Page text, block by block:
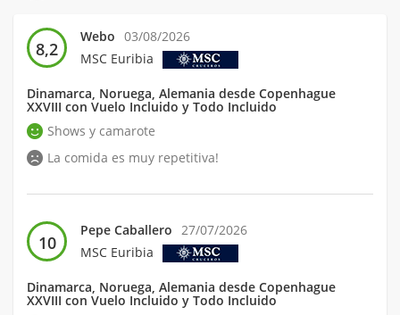
8,2
Webo 03/08/2026
MSC Euribia
Dinamarca, Noruega, Alemania desde Copenhague
XXVIII con Vuelo Incluido y Todo Incluido
Shows y camarote
La comida es muy repetitiva!
10
Pepe Caballero 27/07/2026
MSC Euribia
Dinamarca, Noruega, Alemania desde Copenhague
XXVIII con Vuelo Incluido y Todo Incluido